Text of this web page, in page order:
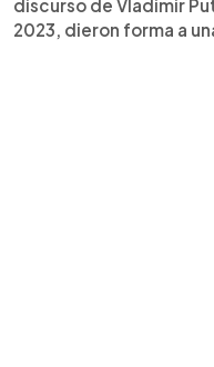
discurso de Vladimir
2023, dieron forma a